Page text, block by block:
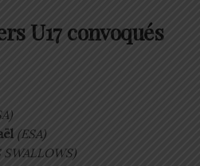
U17 convoqués
(ESA)
SWALLOWS)